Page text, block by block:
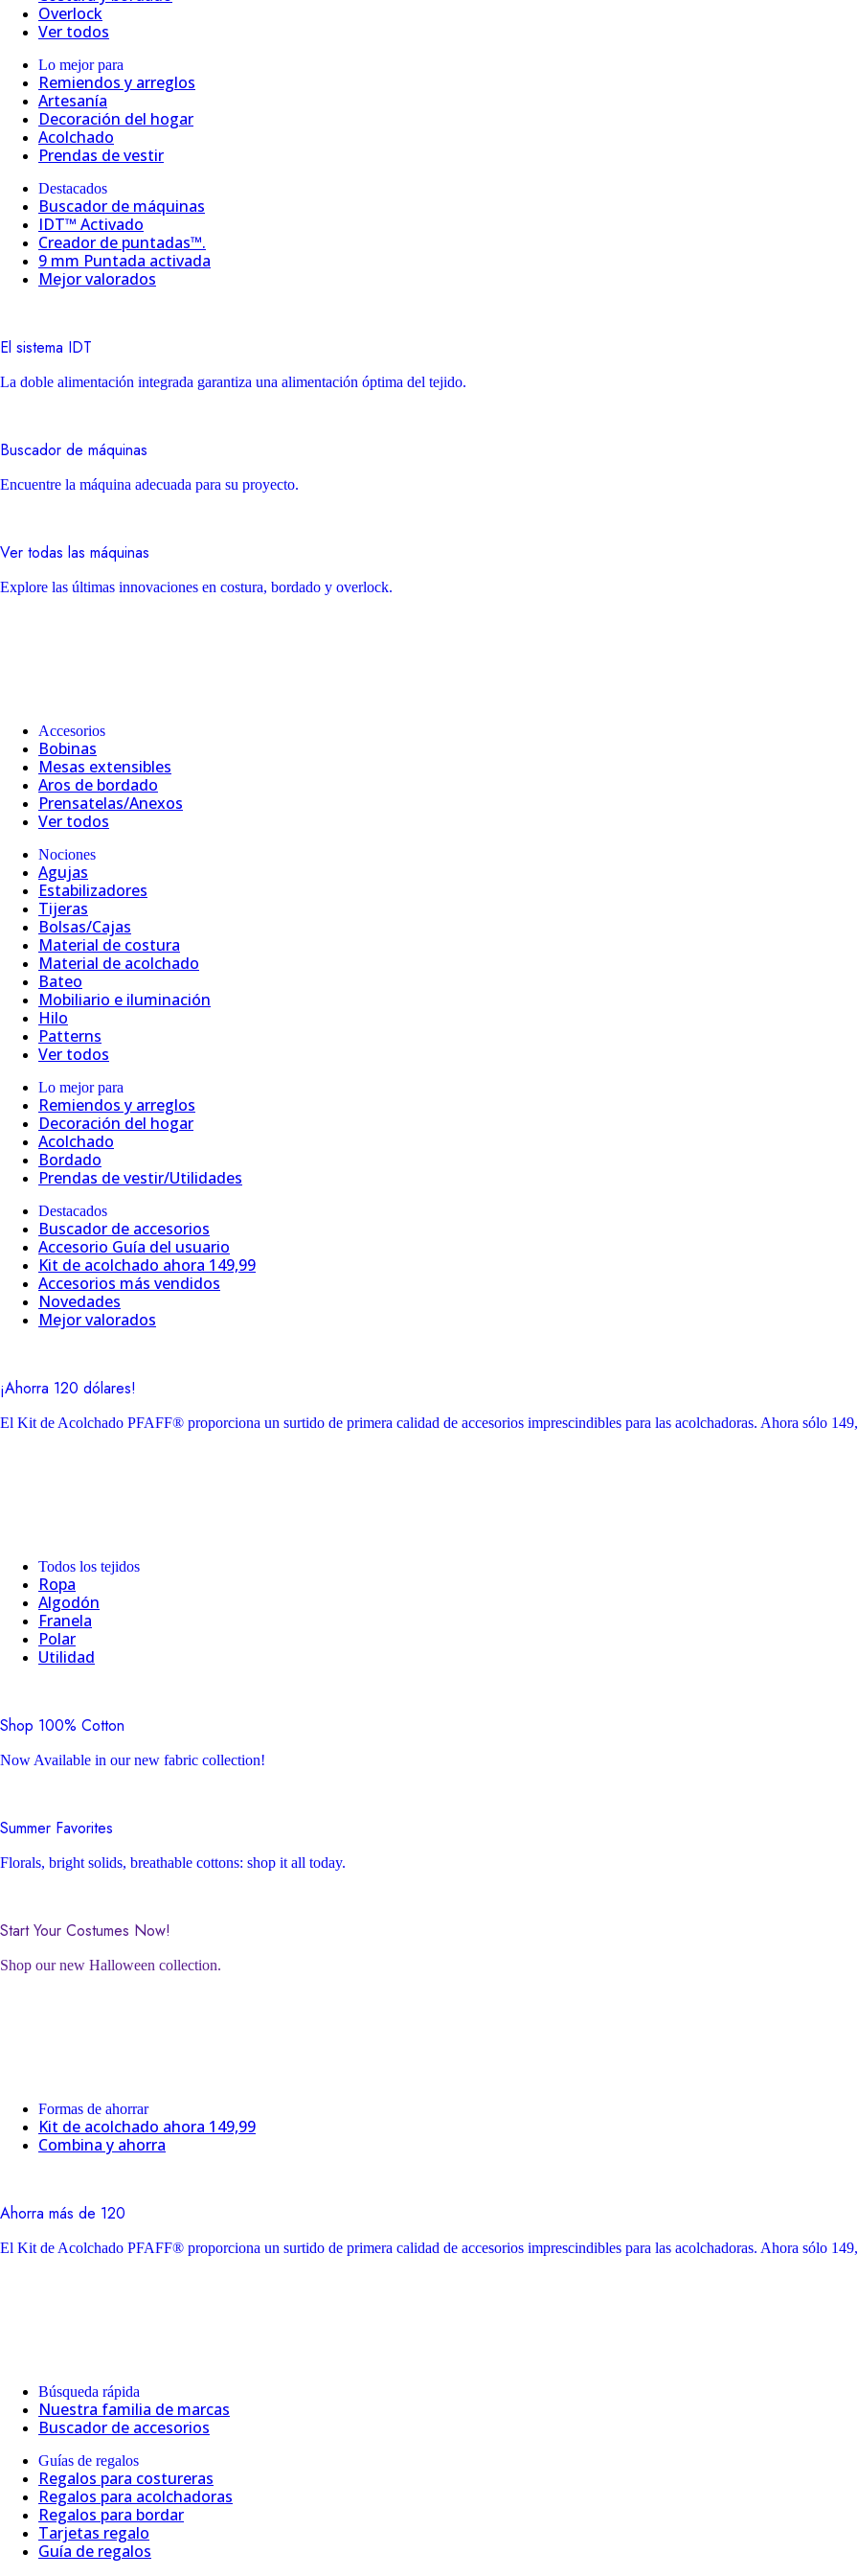
Overlock
Ver todos
Lo mejor para
Remiendos y arreglos
Artesanía
Decoración del hogar
Acolchado
Prendas de vestir
Destacados
Buscador de máquinas
IDT™ Activado
Creador de puntadas™.
9 mm Puntada activada
Mejor valorados
El sistema IDT
La doble alimentación integrada garantiza una alimentación óptima del tejido.
Buscador de máquinas
Encuentre la máquina adecuada para su proyecto.
Ver todas las máquinas
Explore las últimas innovaciones en costura, bordado y overlock.
Accesorios
Bobinas
Mesas extensibles
Aros de bordado
Prensatelas/Anexos
Ver todos
Nociones
Agujas
Estabilizadores
Tijeras
Bolsas/Cajas
Material de costura
Material de acolchado
Bateo
Mobiliario e iluminación
Hilo
Patterns
Ver todos
Lo mejor para
Remiendos y arreglos
Decoración del hogar
Acolchado
Bordado
Prendas de vestir/Utilidades
Destacados
Buscador de accesorios
Accesorio Guía del usuario
Kit de acolchado ahora 149,99
Accesorios más vendidos
Novedades
Mejor valorados
¡Ahorra 120 dólares!
El Kit de Acolchado PFAFF® proporciona un surtido de primera calidad de accesorios imprescindibles para las acolchadoras. Ahora sólo
Todos los tejidos
Ropa
Algodón
Franela
Polar
Utilidad
Shop 100% Cotton
Now Available in our new fabric collection!
Summer Favorites
Florals, bright solids, breathable cottons: shop it all today.
Start Your Costumes Now!
Shop our new Halloween collection.
Formas de ahorrar
Kit de acolchado ahora 149,99
Combina y ahorra
Ahorra más de 120
El Kit de Acolchado PFAFF® proporciona un surtido de primera calidad de accesorios imprescindibles para las acolchadoras. Ahora sólo
Búsqueda rápida
Nuestra familia de marcas
Buscador de accesorios
Guías de regalos
Regalos para costureras
Regalos para acolchadoras
Regalos para bordar
Tarjetas regalo
Guía de regalos